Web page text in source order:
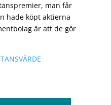
man får
hade köpt aktierna
är att de gör